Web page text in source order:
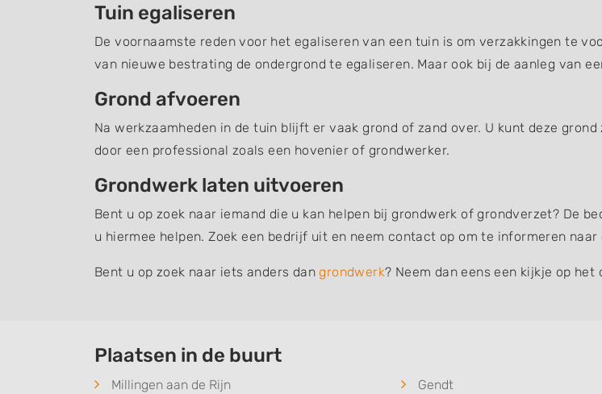
Tuin egaliseren
De voornaamste reden voor het egaliseren van een tuin is om verzakkingen te
van nieuwe bestrating de ondergrond te egaliseren. Maar ook bij de aanleg van
Grond afvoeren
Na werkzaamheden in de tuin blijft er vaak grond of zand over. U kunt deze
door een professional zoals een hovenier of grondwerker.
Grondwerk laten uitvoeren
Bent u op zoek naar iemand die u kan helpen bij grondwerk of grondverzet? De
u hiermee helpen. Zoek een bedrijf uit en neem contact op om te informeren naar
Bent u op zoek naar iets anders dangrondwerk? Neem dan eens een kijkje op
Plaatsen in de buurt
Millingen aan de Rijn Gendt